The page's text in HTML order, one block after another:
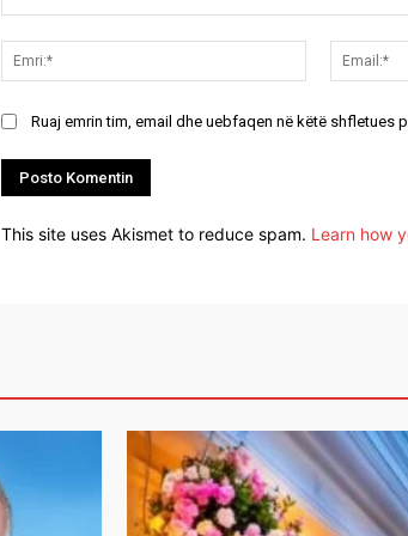
Emri:*
Ruaj emrin tim, email dhe uebfaqen në këtë shfletues
This site uses Akismet to reduce spam. Learn how